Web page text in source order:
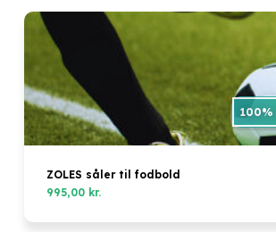
ZOLES såler til fodbold
995,00 kr.